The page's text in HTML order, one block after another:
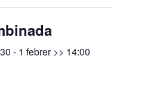
- 1 febrer >> 14:00